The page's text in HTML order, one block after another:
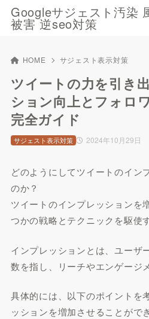
Googleサジェスト汚染
被害 逆seo対策
HOME サジェスト表示対策
ツイートの力を引き
ション向上とフォロ
完全ガイド
2024年10月29日
サジェスト表示対策
どのようにしてツイートのイン
のか？
ツイートのインプレッションを
つかの戦略とテクニックを駆使
インプレッションとは、ユーザ
数を指し、リーチやエンゲージ
具体的には、以下のポイントを
ッションを増加させることがで